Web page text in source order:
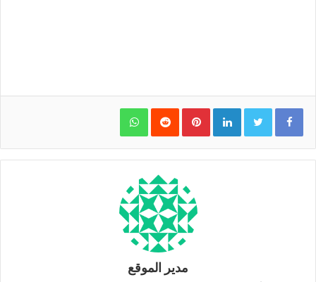
LinkedIn
Pinterest
WhatsApp
مدير الموقع